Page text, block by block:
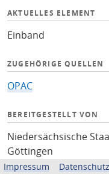
AKTUELLES ELEMENT
Einband
ZUGEHÖRIGE QUELLEN
OPAC
BEREITGESTELLT VON
Niedersächsische
Göttingen
Impressum Datenschutz